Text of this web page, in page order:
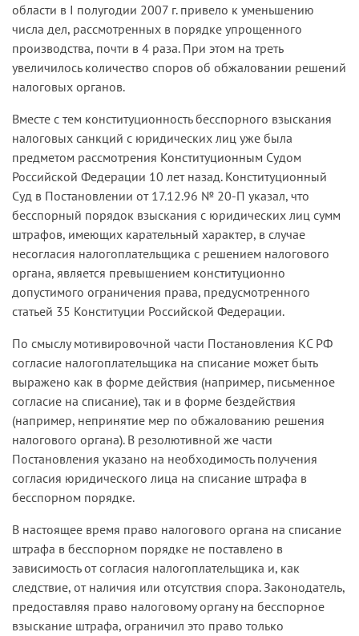
области в I полугодии 2007 г. привело к уменьшению
числа дел, рассмотренных в порядке упрощенного
производства, почти в 4 раза. При этом на треть
увеличилось количество споров об обжаловании решений
налоговых органов.
Вместе с тем конституционность бесспорного взыскания
налоговых санкций с юридических лиц уже была
предметом рассмотрения Конституционным Судом
Российской Федерации 10 лет назад. Конституционный
Суд в Постановлении от 17.12.96 № 20-П указал, что
бесспорный порядок взыскания с юридических лиц сумм
штрафов, имеющих карательный характер, в случае
несогласия налогоплательщика с решением налогового
органа, является превышением конституционно
допустимого ограничения права, предусмотренного
статьей 35 Конституции Российской Федерации.
По смыслу мотивировочной части Постановления КС РФ
согласие налогоплательщика на списание может быть
выражено как в форме действия (например, письменное
согласие на списание), так и в форме бездействия
(например, непринятие мер по обжалованию решения
налогового органа). В резолютивной же части
Постановления указано на необходимость получения
согласия юридического лица на списание штрафа в
бесспорном порядке.
В настоящее время право налогового органа на списание
штрафа в бесспорном порядке не поставлено в
зависимость от согласия налогоплательщика и, как
следствие, от наличия или отсутствия спора. Законодатель,
предоставляя право налоговому органу на бесспорное
взыскание штрафа, ограничил это право только